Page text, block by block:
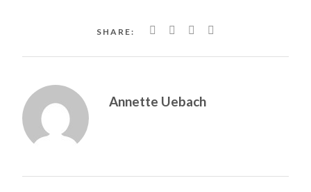
SHARE:
Annette Uebach